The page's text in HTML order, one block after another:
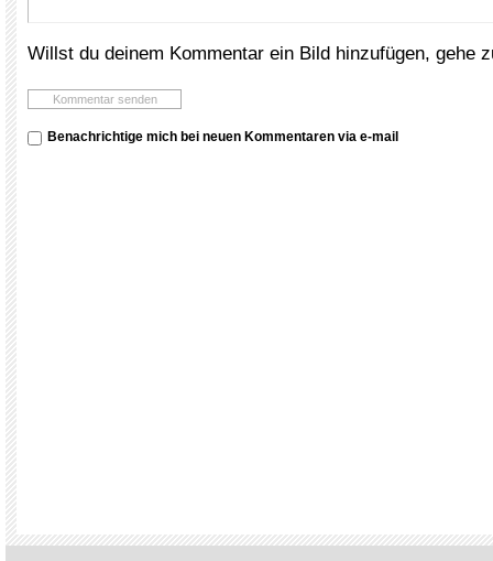
Willst du deinem Kommentar ein Bild hinzufügen, gehe
Benachrichtige mich bei neuen Kommentaren via e-mail